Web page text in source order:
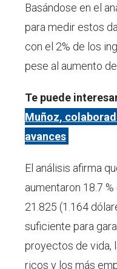
Basándose en el
para medir estos
con el 2% de los
pese al aumento
Te puede
Muñoz,
avances
El análisis afirma
aumentaron 18.7
21.825 (1.164
suficiente para
proyectos de vida,
ricos y los más